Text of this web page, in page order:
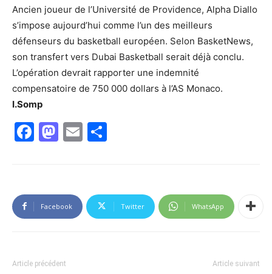
Ancien joueur de l’Université de Providence, Alpha Diallo
s’impose aujourd’hui comme l’un des meilleurs
défenseurs du basketball européen. Selon BasketNews,
son transfert vers Dubai Basketball serait déjà conclu.
L’opération devrait rapporter une indemnité
compensatoire de 750 000 dollars à l’AS Monaco.
I.Somp
Facebook
Mastodon
Email
Facebook Twitter WhatsApp
Article précédent Article suivant